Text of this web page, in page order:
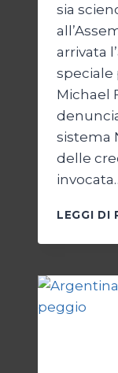
sia
arrivata
speciale
Michael
sistema
delle
LEGGI DI